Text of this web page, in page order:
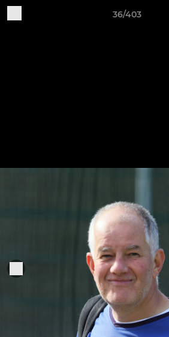
36/403